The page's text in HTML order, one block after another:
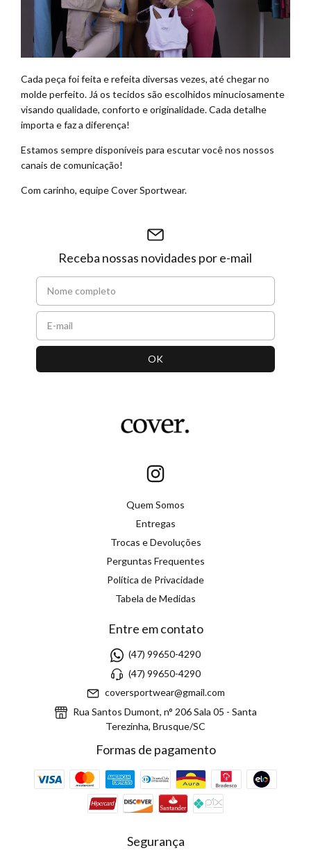
Cada peça foi feita e refeita diversas vezes, até chegar no
molde perfeito. Já os tecidos são escolhidos minuciosamente
visando qualidade, conforto e originalidade. Cada detalhe
importa e faz a diferença!
Estamos sempre disponíveis para escutar você nos nossos
canais de comunicação!
Com carinho, equipe Cover Sportwear.
Receba nossas novidades por e-mail
Quem Somos
Entregas
Trocas e Devoluções
Perguntas Frequentes
Política de Privacidade
Tabela de Medidas
Entre em contato
(47) 99650-4290
(47) 99650-4290
coversportwear@gmail.com
Rua Santos Dumont, n° 206 Sala 05 - Santa
Terezinha, Brusque/SC
Formas de pagamento
Segurança